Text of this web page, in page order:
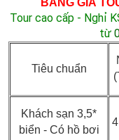
BẢNG GIÁ
Tour cao cấp - Nghỉ
từ
Tiêu chuẩn
Khách sạn 3,5*
biển - Có hồ bơi